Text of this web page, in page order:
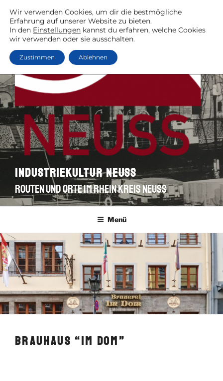
Inhalt
springen
Industriekultur Neuss
Routen und Orte im Rhein Kreis Neuss
Menü
BRAUHAUS “IM DOM”
Wir verwenden Cookies, um dir die bestmögliche
Erfahrung auf unserer Website zu bieten.
In den Einstellungen kannst du erfahren, welche Cookies
wir verwenden oder sie ausschalten.
Zustimmen Ablehnen